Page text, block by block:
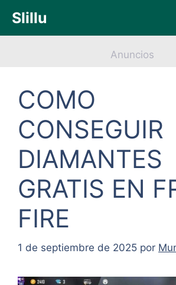
contenido
Slillu
Anuncios
COMO
CONSEGUIR
DIAMANTES
GRATIS EN
FIRE
1 de septiembre de 2025 por